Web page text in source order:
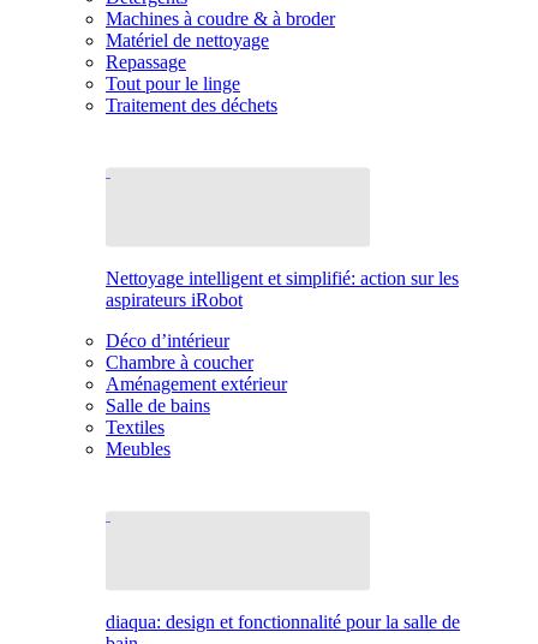
Machines à coudre & à broder
Matériel de nettoyage
Repassage
Tout pour le linge
Traitement des déchets
Nettoyage intelligent et simplifié: action sur les
aspirateurs iRobot
Déco d’intérieur
Chambre à coucher
Aménagement extérieur
Salle de bains
Textiles
Meubles
diaqua: design et fonctionnalité pour la salle de